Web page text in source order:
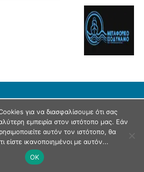
Andriaki Press 2025
για να διασφαλίσουμε ότι σας
εμπειρία στον ιστότοπο μας. Εάν
αυτόν τον ιστότοπο, θα
είστε ικανοποιημένοι με αυτόν...
OK